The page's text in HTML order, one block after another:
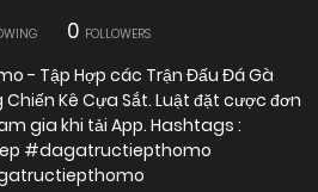
0 FOLLOWERS
- Tập Hợp các Trận Đấu Đá Gà
Kê Cựa Sắt. Luật đặt cược đơn
gia khi tải App. Hashtags :
#dagatructiepthomo